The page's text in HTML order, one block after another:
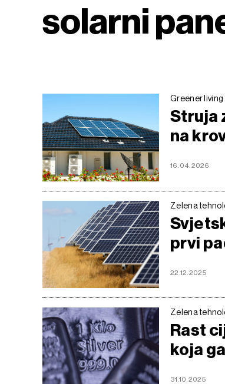
solarni
Greener living
Struja
na
16.04.2026
Zelena
prvi
22.12.2025
Zelena
Rast
koja
31.10.2025